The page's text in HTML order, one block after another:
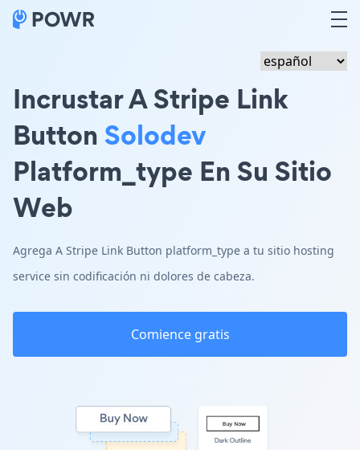
Incrustar A Stripe Link
ButtonSolodev
Platform_type En Su Sitio
Web
Agrega A Stripe Link Button platform_type a tu sitio hosting
service sin codificación ni dolores de cabeza.
Comience gratis